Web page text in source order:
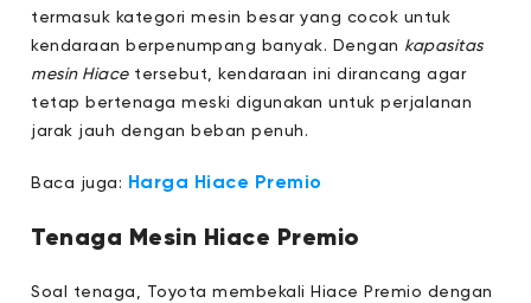
termasuk kategori mesin besar yang cocok untuk
kendaraan berpenumpang banyak. Dengan kapasitas
mesin Hiacetersebut, kendaraan ini dirancang agar
tetap bertenaga meski digunakan untuk perjalanan
jarak jauh dengan beban penuh.
Baca juga: Harga Hiace Premio
Tenaga Mesin Hiace Premio
Soal tenaga, Toyota membekali Hiace Premio dengan